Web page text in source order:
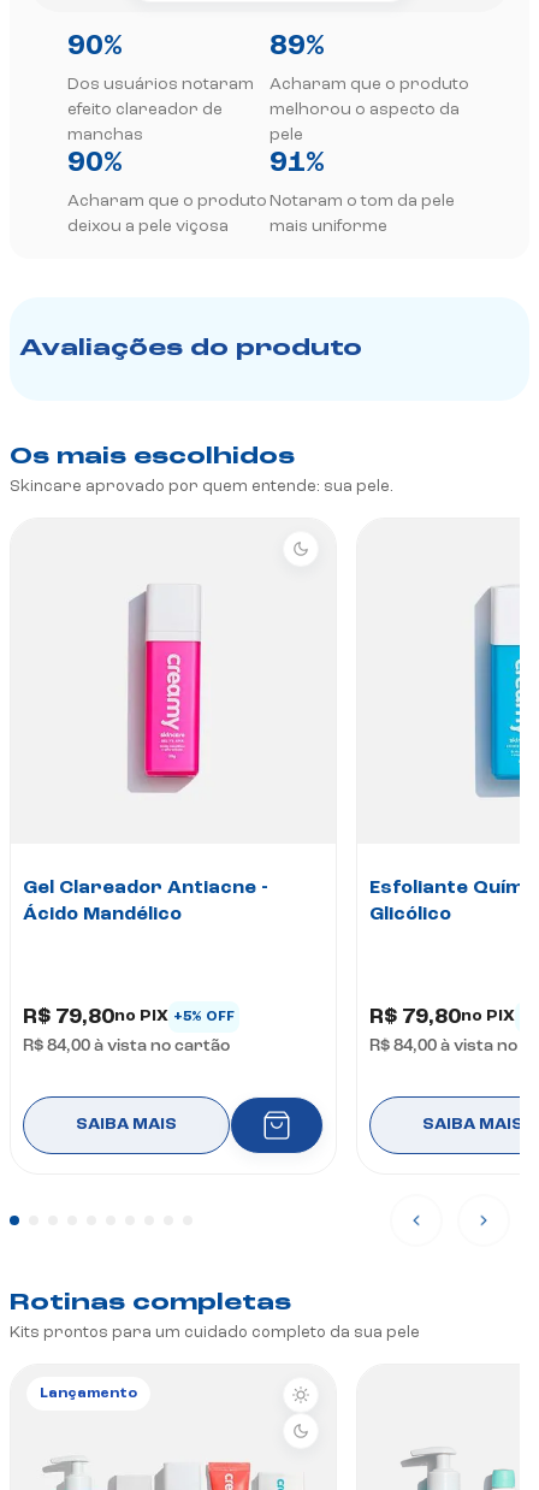
90%
Dos usuários notaram
efeito clareador de
manchas
89%
Acharam que o produto
melhorou o aspecto da
pele
90%
Acharam que o produto
deixou a pele viçosa
91%
Notaram o tom da pele
mais uniforme
Avaliações do produto
Os mais escolhidos
Skincare aprovado por quem entende: sua pele.
Gel Clareador Antiacne -
Ácido Mandélico
R$ 79,80no PIX +5% OFF
R$ 84,00à vista no cartão
SAIBA MAIS
Esfoliante
Glicólico
R$ 79,80no PIX
R$ 84,00à vista no
SAIBA MAIS
Rotinas completas
Kits prontos para um cuidado completo da sua pele
Lançamento